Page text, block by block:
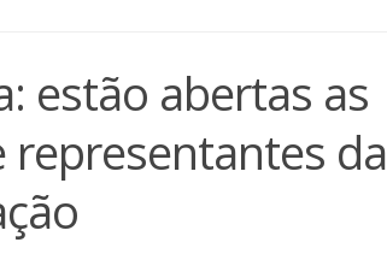
estão abertas as
representantes da